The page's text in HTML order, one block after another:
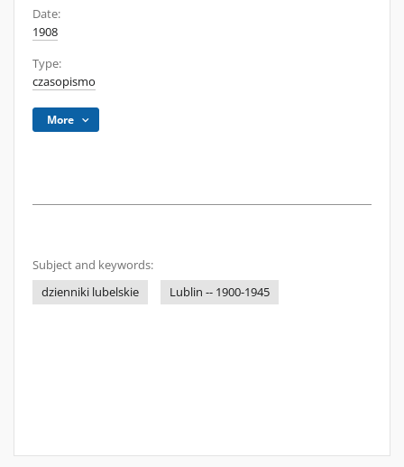
Date:
1908
Type:
czasopismo
More
Subject and keywords:
dzienniki lubelskie
Lublin -- 1900-1945